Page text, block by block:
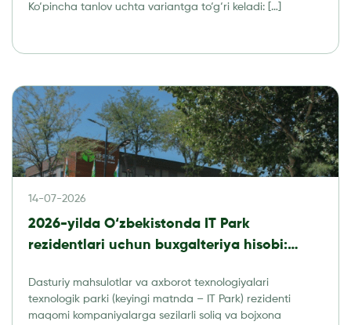
Ko‘pincha tanlov uchta variantga to‘g‘ri keladi: […]
14-07-2026
2026-yilda O‘zbekistonda IT Park
rezidentlari uchun buxgalteriya hisobi:
Dasturiy mahsulotlar va axborot texnologiyalari
texnologik parki (keyingi matnda – IT Park) rezidenti
maqomi kompaniyalarga sezilarli soliq va bojxona